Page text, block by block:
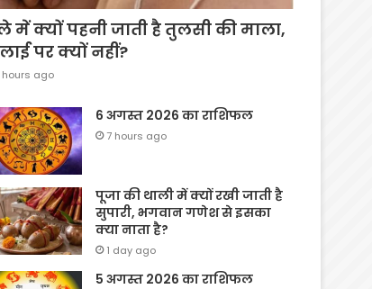
में क्यों पहनी जाती है तुलसी की माला,
पर क्यों नहीं?
hours ago
6 अगस्त 2026 का राशिफल
7 hours ago
पूजा की थाली में क्यों रखी जाती है
सुपारी, भगवान गणेश से इसका
क्या नाता है?
1 day ago
5 अगस्त 2026 का राशिफल